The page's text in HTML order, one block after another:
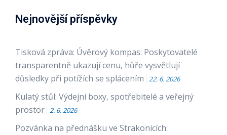
Nejnovější příspěvky
Tisková zpráva: Úvěrový kompas: Poskytovatelé
transparentně ukazují cenu, hůře vysvětlují
důsledky při potížích se splácením
22. 6. 2026
Kulatý stůl: Výdejní boxy, spotřebitelé a veřejný
prostor 2. 6. 2026
Pozvánka na přednášku ve Strakonicích: